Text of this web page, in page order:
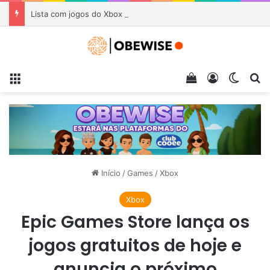
Entrar
Veja seu
Início /Games /Xbox
Xbox
Epic Games Store lança os
jogos gratuitos de hoje e